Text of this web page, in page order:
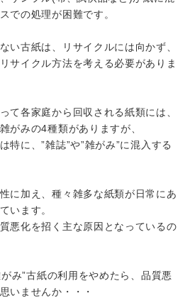
での処理が困難です。
い古紙は、リサイクルには向かず、
サイクル方法を考える必要がありま
て各家庭から回収される紙類には、
がみの4種類がありますが、
特に、”雑誌”や”雑がみ”に混入する
に加え、種々雑多な紙類が日常にあ
います。
悪化を招く主な原因となっているの
み”古紙の利用をやめたら、品質悪
いませんか・・・